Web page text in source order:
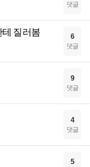
댓글
테 질러봄 6
댓글
9
댓글
4
댓글
5